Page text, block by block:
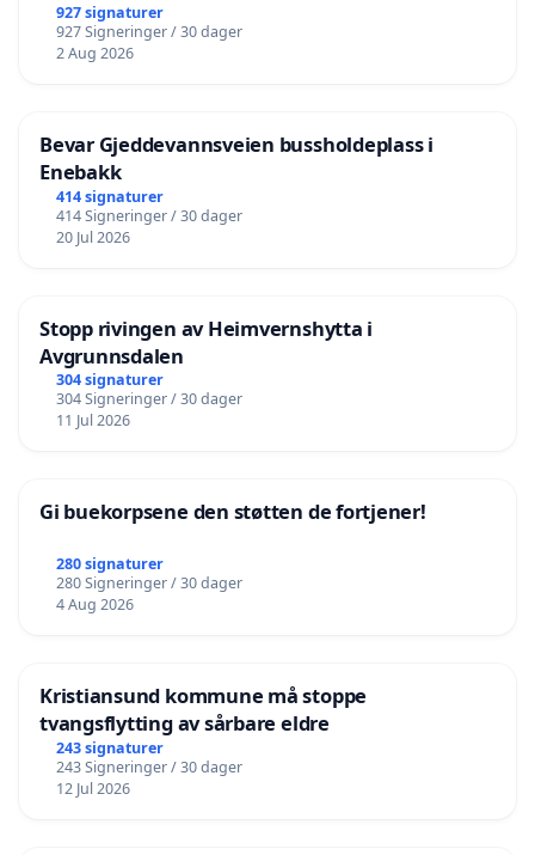
927 signaturer
927 Signeringer / 30 dager
2 Aug 2026
Bevar Gjeddevannsveien bussholdeplass i
Enebakk
414 signaturer
414 Signeringer / 30 dager
20 Jul 2026
Stopp rivingen av Heimvernshytta i
Avgrunnsdalen
304 signaturer
304 Signeringer / 30 dager
11 Jul 2026
Gi buekorpsene den støtten de fortjener!
280 signaturer
280 Signeringer / 30 dager
4 Aug 2026
Kristiansund kommune må stoppe
tvangsflytting av sårbare eldre
243 signaturer
243 Signeringer / 30 dager
12 Jul 2026